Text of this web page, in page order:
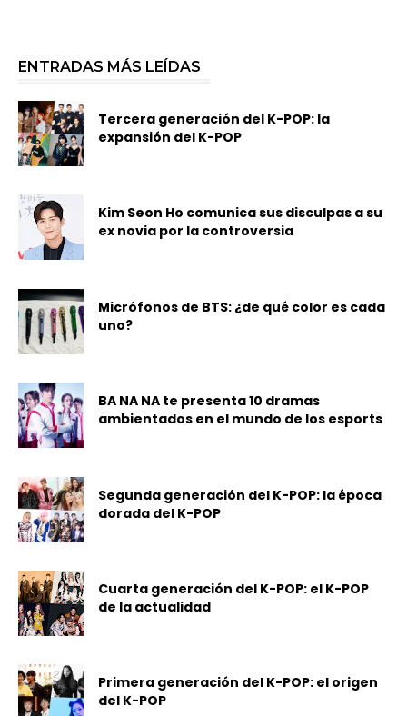
ENTRADAS MÁS LEÍDAS
Tercera generación del K-POP: la
expansión del K-POP
Kim Seon Ho comunica sus disculpas a su
ex novia por la controversia
Micrófonos de BTS: ¿de qué color es cada
uno?
BA NA NA te presenta 10 dramas
ambientados en el mundo de los esports
Segunda generación del K-POP: la época
dorada del K-POP
Cuarta generación del K-POP: el K-POP
de la actualidad
Primera generación del K-POP: el origen
del K-POP